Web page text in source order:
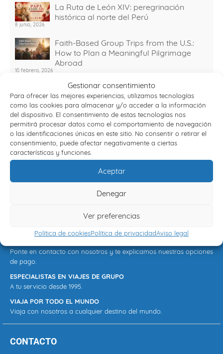
Gestionar consentimiento
Para ofrecer las mejores experiencias, utilizamos tecnologías
como las cookies para almacenar y/o acceder a la información
del dispositivo. El consentimiento de estas tecnologías nos
permitirá procesar datos como el comportamiento de navegación
o las identificaciones únicas en este sitio. No consentir o retirar el
consentimiento, puede afectar negativamente a ciertas
características y funciones.
Aceptar
Denegar
Ver preferencias
Política de cookiesPolítica de privacidadAviso legal
La Ruta de León XIV: peregrinación
histórica al norte del Perú
8 junio, 2026
Faith-Based Group Trips from the U.S.:
How to Plan a Meaningful Pilgrimage
Abroad
10 febrero, 2026
Viajes Semana Santa 2026: destinos y
planes organizados
30 diciembre, 2025
Viajes con sentido: experiencias
espirituales que transforman tu forma de
viajar
15 julio, 2025
Why Travel Agencies Partner with
Engrupo for Pilgrimage Tours to Spain
Ponte en contacto con nosotros y te explicamos nuestras opciones
de pago.
ESPECIALISTAS EN VIAJES DE GRUPO
A tu servicio desde 1995.
VIAJA POR TODO EL MUNDO
Viaja con nosotros a cualquier destino del mundo.
CONTACTO